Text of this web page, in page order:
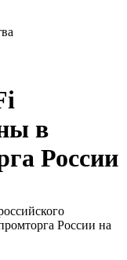
в
России
России на